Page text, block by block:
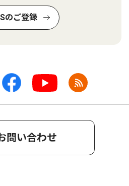
のご登録
問い合わせ